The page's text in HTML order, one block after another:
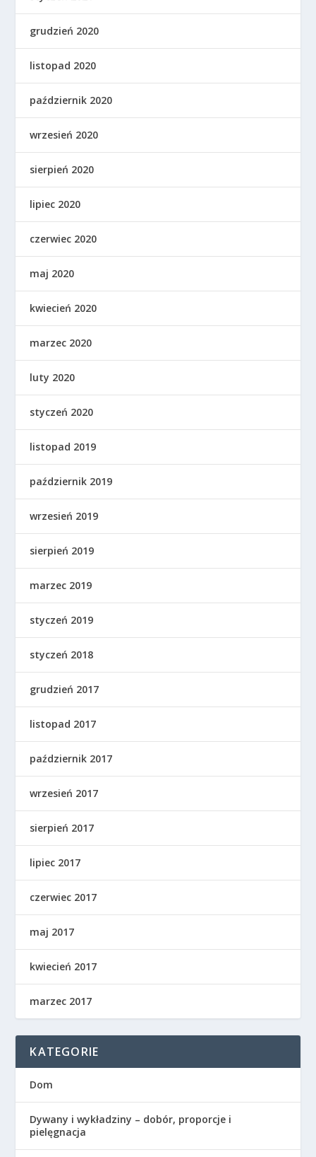
grudzień 2020
listopad 2020
październik 2020
wrzesień 2020
sierpień 2020
lipiec 2020
czerwiec 2020
maj 2020
kwiecień 2020
marzec 2020
luty 2020
styczeń 2020
listopad 2019
październik 2019
wrzesień 2019
sierpień 2019
marzec 2019
styczeń 2019
styczeń 2018
grudzień 2017
listopad 2017
październik 2017
wrzesień 2017
sierpień 2017
lipiec 2017
czerwiec 2017
maj 2017
kwiecień 2017
marzec 2017
KATEGORIE
Dom
Dywany i wykładziny – dobór, proporcje i
pielęgnacja